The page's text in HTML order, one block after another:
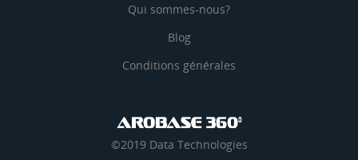
Qui sommes-nous?
Blog
Conditions générales
©2019 Data Technologies